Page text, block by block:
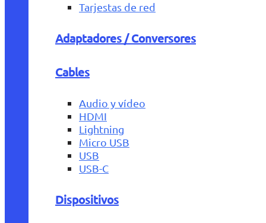
Tarjestas de red
Adaptadores / Conversores
Cables
Audio y vídeo
HDMI
Lightning
Micro USB
USB
USB-C
Dispositivos